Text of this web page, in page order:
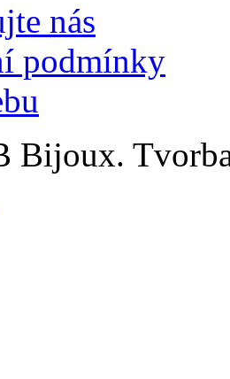
nás
podmínky
Bijoux.